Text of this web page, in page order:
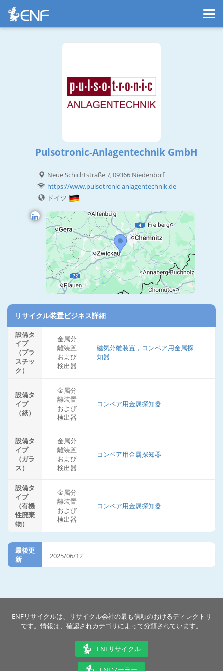
Pulsotronic-Anlagentechnik GmbH
Neue Schichtstraße 7, 09366 Niederdorf
https://www.pulsotronic-anlagentechnik.de
ドイツ
リサイクル装置ビジネス詳細
設備タ
イプ
（プラ
スチッ
ク）
金属分
離装置
および
検出器
磁気分離装置，コンベア用金属探
知器
設備タ
イプ
（紙）
金属分
離装置
および
検出器
コンベア用金属探知器
設備タ
イプ
（ガラ
ス）
金属分
離装置
および
検出器
コンベア用金属探知器
設備タ
イプ
（有機
性廃棄
物）
金属分
離装置
および
検出器
コンベア用金属探知器
最後更
新
2025/06/12
ENFリサイクルは、リサイクル会社の最も信頼のおけるディレクトリ
です。情報は、確認されカテゴリによって分類されています。
ENFリサイクル